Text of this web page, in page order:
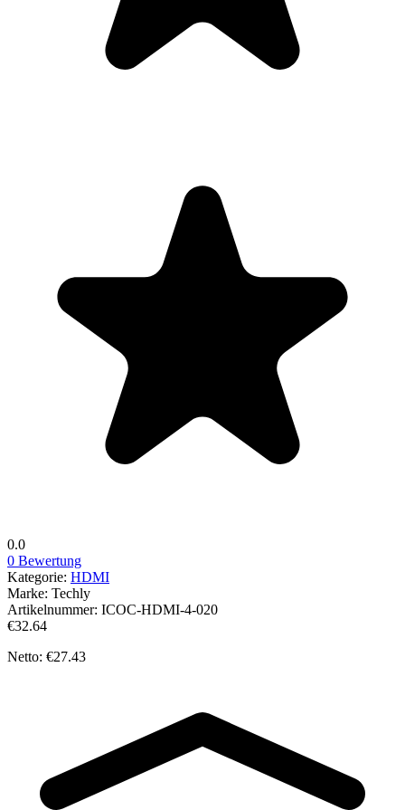
0.0
0 Bewertung
Kategorie: HDMI
Marke: Techly
Artikelnummer: ICOC-HDMI-4-020
€32.64
Netto: €27.43